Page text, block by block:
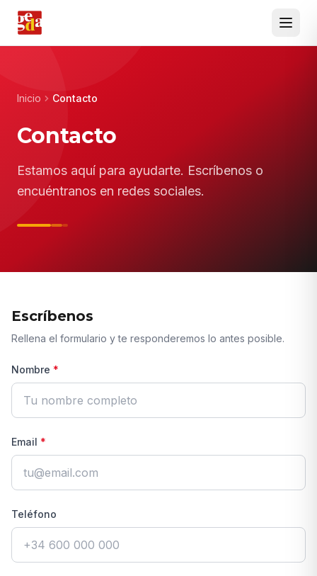
Inicio Contacto
Contacto
Estamos aquí para ayudarte. Escríbenos o
encuéntranos en redes sociales.
Escríbenos
Rellena el formulario y te responderemos lo antes posible.
Nombre *
Email *
Teléfono